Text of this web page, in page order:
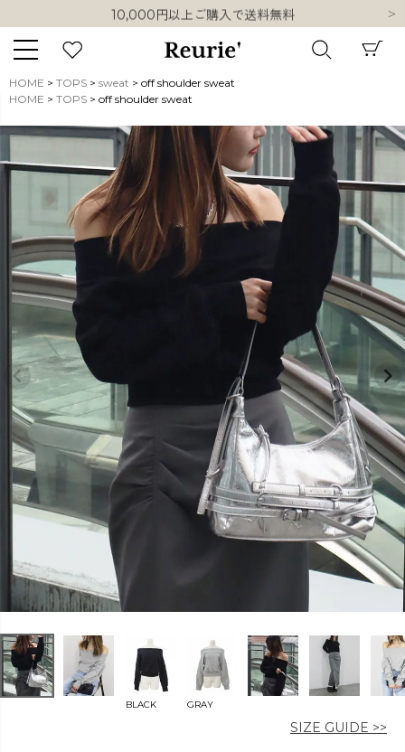
10,000円以上ご購入で送料無料
類似ブランド・他社ショップ様との誤認知に関するお願い
10,000円以上ご購入で送料無料
キーワード
販売タイプ
新着 再入荷 SALE
商品タイプ
ORIGINAL HIT ITEM
カラー
価格
HOME TOPS sweat
off shoulder sweat
HOME
TOPS off shoulder sweat
BLACK GRAY
SIZE GUIDE >>